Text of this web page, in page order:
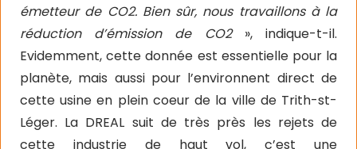
émetteur de CO2. Bien sûr, nous travaillons à la
réduction d’émission de CO2», indique-t-il.
Evidemment, cette donnée est essentielle pour la
planète, mais aussi pour l’environnent direct de
cette usine en plein coeur de la ville de Trith-st-
Léger. La DREAL suit de très près les rejets de
cette industrie de haut vol, c’est une